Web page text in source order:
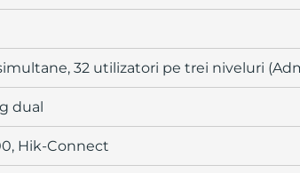
32 utilizatori pe trei niveluri
dual
Hik-Connect